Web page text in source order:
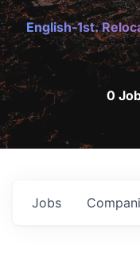
English-1st.
0
Jobs